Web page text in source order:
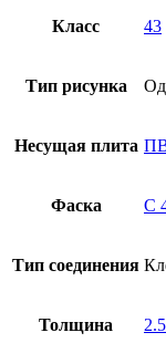
Класс 43
Тип рисунка
Несущая плита
Фаска С
Тип соединения
Толщина